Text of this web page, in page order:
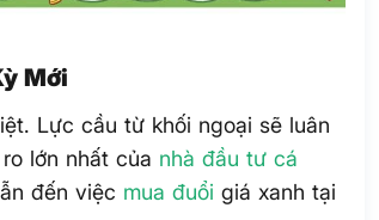
Mới
Lực cầu từ khối ngoại sẽ luân
lớn nhất của nhà đầu tư cá
đến việc mua đuổi giá xanh tại